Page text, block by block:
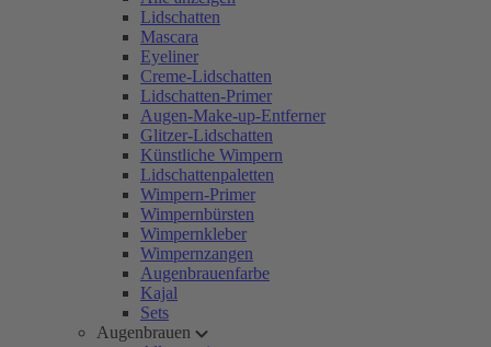
Lidschatten
Mascara
Eyeliner
Creme-Lidschatten
Lidschatten-Primer
Augen-Make-up-Entferner
Glitzer-Lidschatten
Künstliche Wimpern
Lidschattenpaletten
Wimpern-Primer
Wimpernbürsten
Wimpernkleber
Wimpernzangen
Augenbrauenfarbe
Kajal
Sets
Augenbrauen